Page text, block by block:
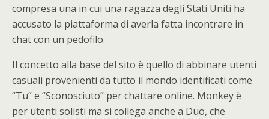
compresa una in cui una ragazza degli Stati Uniti ha
accusato la piattaforma di averla fatta incontrare in
chat con un pedofilo.
Il concetto alla base del sito è quello di abbinare utenti
casuali provenienti da tutto il mondo identificati come
“Tu” e “Sconosciuto” per chattare online. Monkey è
per utenti solisti ma si collega anche a Duo, che